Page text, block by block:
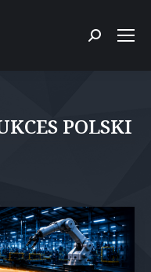
Szukaj:
POLSKI